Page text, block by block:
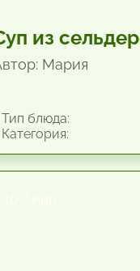
из
Мария
блюда: